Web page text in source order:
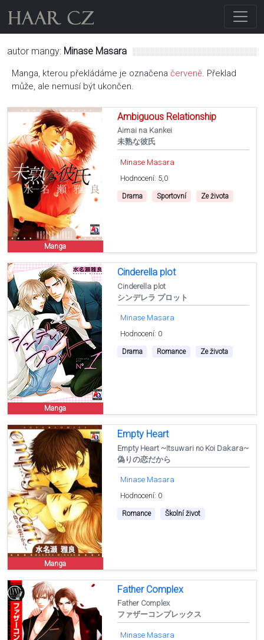
autor mangy: Minase Masara
Manga, kterou překládáme je označena červeně. Překlad
může, ale nemusí být ukončen.
Manga
Ambiguous Relationship
Aimai na Kankei
未熟な彼氏
Minase Masara
Hodnocení: 5,0
Drama Sportovní Ze života
Manga
Cinderella plot
Cinderella plot
シンデレラ プロット
Minase Masara
Hodnocení: 0
Drama Romance Ze života
Manga
Empty Heart
Empty Heart ~Itsuwari no Koi Dakara~
偽りの恋だから
Minase Masara
Hodnocení: 0
Romance Školní život
Father Complex
Father Complex
ファザーコンプレックス
Minase Masara